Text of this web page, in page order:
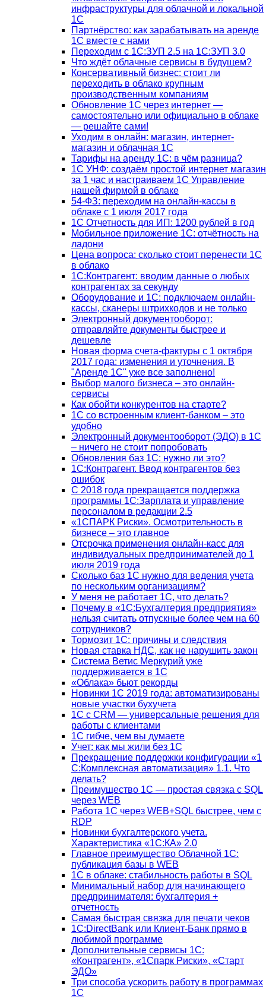
инфраструктуры для облачной и локальной
1С
Партнёрство: как зарабатывать на аренде
1С вместе с нами
Переходим с 1С:ЗУП 2.5 на 1С:ЗУП 3.0
Что ждёт облачные сервисы в будущем?
Консервативный бизнес: стоит ли
переходить в облако крупным
производственным компаниям
Обновление 1С через интернет —
самостоятельно или официально в облаке
— решайте сами!
Уходим в онлайн: магазин, интернет-
магазин и облачная 1С
Тарифы на аренду 1С: в чём разница?
1С УНФ: создаём простой интернет магазин
за 1 час и настраиваем 1С Управление
нашей фирмой в облаке
54-ФЗ: переходим на онлайн-кассы в
облаке с 1 июля 2017 года
1С Отчетность для ИП: 1200 рублей в год
Мобильное приложение 1С: отчётность на
ладони
Цена вопроса: сколько стоит перенести 1С
в облако
1С:Контрагент: вводим данные о любых
контрагентах за секунду
Оборудование и 1С: подключаем онлайн-
кассы, сканеры штрихкодов и не только
Электронный документооборот:
отправляйте документы быстрее и
дешевле
Новая форма счета-фактуры с 1 октября
2017 года: изменения и уточнения. В
"Аренде 1С" уже все заполнено!
Выбор малого бизнеса – это онлайн-
сервисы
Как обойти конкурентов на старте?
1C со встроенным клиент-банком – это
удобно
Электронный документооборот (ЭДО) в 1С
– ничего не стоит попробовать
Обновления баз 1С: нужно ли это?
1С:Контрагент. Ввод контрагентов без
ошибок
С 2018 года прекращается поддержка
программы 1С:Зарплата и управление
персоналом в редакции 2.5
«1СПАРК Риски». Осмотрительность в
бизнесе – это главное
Отсрочка применения онлайн-касс для
индивидуальных предпринимателей до 1
июля 2019 года
Сколько баз 1C нужно для ведения учета
по нескольким организациям?
У меня не работает 1С, что делать?
Почему в «1С:Бухгалтерия предприятия»
нельзя считать отпускные более чем на 60
сотрудников?
Тормозит 1C: причины и следствия
Новая ставка НДС, как не нарушить закон
Система Ветис Меркурий уже
поддерживается в 1С
«Облака» бьют рекорды
Новинки 1С 2019 года: автоматизированы
новые участки бухучета
1С с CRM — универсальные решения для
работы с клиентами
1С гибче, чем вы думаете
Учет: как мы жили без 1С
Прекращение поддержки конфигурации «1
С:Комплексная автоматизация» 1.1. Что
делать?
Преимущество 1С — простая связка с SQL
через WEB
Работа 1С через WEB+SQL быстрее, чем с
RDP
Новинки бухгалтерского учета.
Характеристика «1С:КА» 2.0
Главное преимущество Облачной 1С:
публикация базы в WEB
1С в облаке: стабильность работы в SQL
Минимальный набор для начинающего
предпринимателя: бухгалтерия +
отчетность
Самая быстрая связка для печати чеков
1С:DirectBank или Клиент-Банк прямо в
любимой программе
Дополнительные сервисы 1С:
«Контрагент», «1Спарк Риски», «Старт
ЭДО»
Три способа ускорить работу в программах
1С